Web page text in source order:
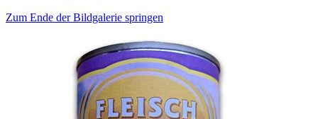
Zum Ende der Bildgalerie springen